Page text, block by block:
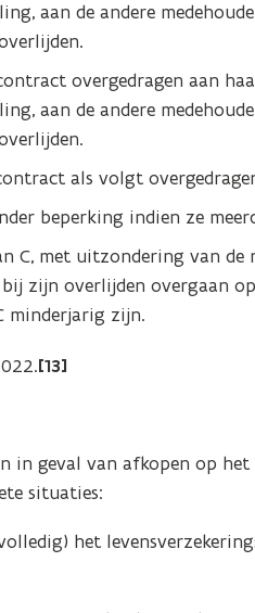
aan de andere
overgedragen aan
aan de andere
als volgt
beperking indien ze
C, met uitzondering van de
zijn overlijden overgaan
minderjarig zijn.
[13]
in geval van afkopen op het
situaties:
het